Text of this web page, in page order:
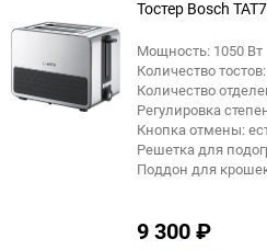
Тостер Bosch
Мощность: 1050 Вт
Количество
Количество
Регулировка
Кнопка отмены:
Решетка для
Поддон для
9 300₽